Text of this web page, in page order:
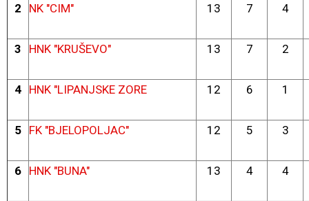
2 NK "CIM" 13 7 4
3 HNK "KRUŠEVO" 13 7 2
4 HNK "LIPANJSKE ZORE 12 6 1
5 FK "BJELOPOLJAC" 12 5 3
6 HNK "BUNA" 13 4 4